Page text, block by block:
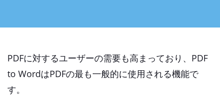
PDFに対するユーザーの需要も高まっており、PDF
to WordはPDFの最も一般的に使用される機能で
す。